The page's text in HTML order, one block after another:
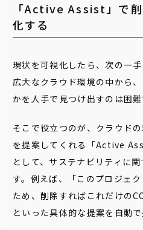
「Active Assist」で
化する
現状を可視化したら、次の一
広大なクラウド環境の中から
かを人手で見つけ出すのは困難
そこで役立つのが、クラウド
を提案してくれる「Active
として、サステナビリティに
す。例えば、「このプロジェ
ため、削除すればこれだけの
といった具体的な提案を自動で